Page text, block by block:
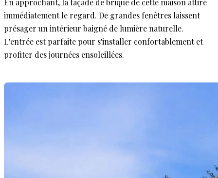
En approchant, la façade de brique de cette maison attire
immédiatement le regard. De grandes fenêtres laissent
présager un intérieur baigné de lumière naturelle.
L'entrée est parfaite pour s'installer confortablement et
profiter des journées ensoleillées.